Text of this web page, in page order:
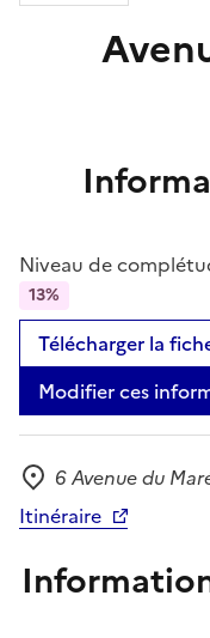
Niveau de
13%
Télécharger la
Modifier ces
Adresse
6 Avenue du
Itinéraire